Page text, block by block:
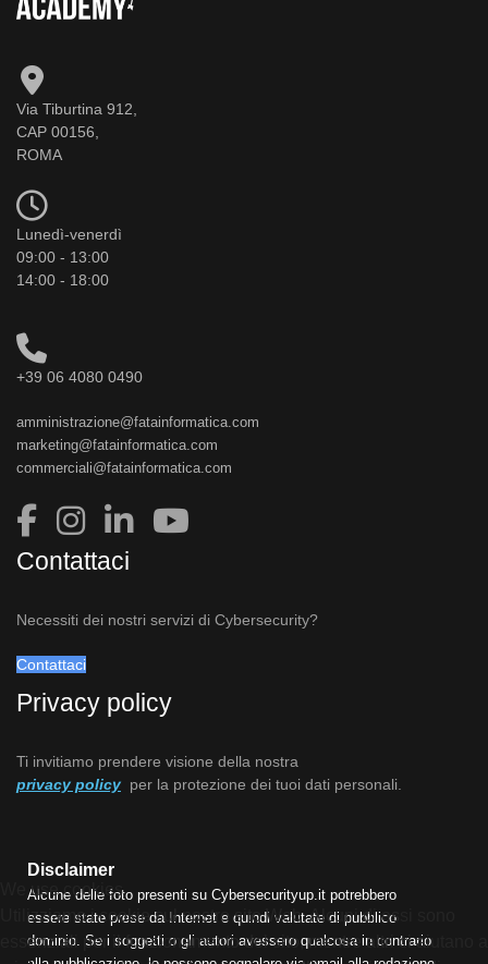
Via Tiburtina 912,
CAP 00156,
ROMA
Lunedì-venerdì
09:00 - 13:00
14:00 - 18:00
+39 06 4080 0490
amministrazione@fatainformatica.com
marketing@fatainformatica.com
commerciali@fatainformatica.com
Contattaci
Necessiti dei nostri servizi di Cybersecurity?
Contattaci
Privacy policy
Ti invitiamo prendere visione della nostra
privacy policy per la protezione dei tuoi dati personali.
Disclaimer
Alcune delle foto presenti su Cybersecurityup.it potrebbero
essere state prese da Internet e quindi valutate di pubblico
dominio. Se i soggetti o gli autori avessero qualcosa in contrario
We use cookies
Utilizziamo i cookie sul nostro sito Web. Alcuni di essi sono
essenziali per il funzionamento del sito, mentre altri ci aiutano a